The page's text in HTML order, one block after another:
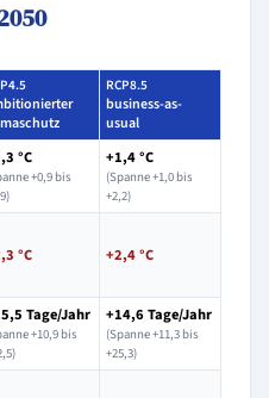
RCP8.5
business-as-
usual
°C
+0,9 bis
+1,4 °C
(Spanne +1,0 bis
+2,2)
°C +2,4 °C
Tage/Jahr
+10,9 bis
+14,6 Tage/Jahr
(Spanne +11,3 bis
+25,3)